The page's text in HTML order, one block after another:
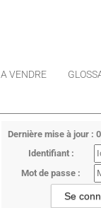
A VENDRE
Dernière mise à jour :
Identifiant :
Mot de passe :